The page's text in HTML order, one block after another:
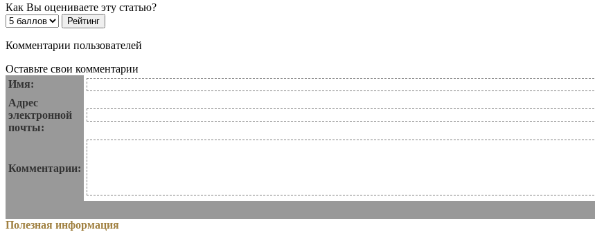
Как Вы оцениваете эту статью?
Комментарии пользователей
Оставьте свои комментарии
Имя:
Адрес
электронной
почты:
Комментарии:
Полезная информация